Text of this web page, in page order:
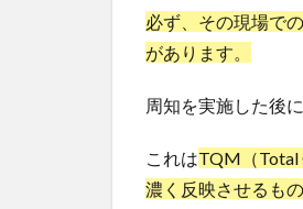
必ず、その現場で
があります。
周知を実施した後
これはTQM（Total
濃く反映させるもの